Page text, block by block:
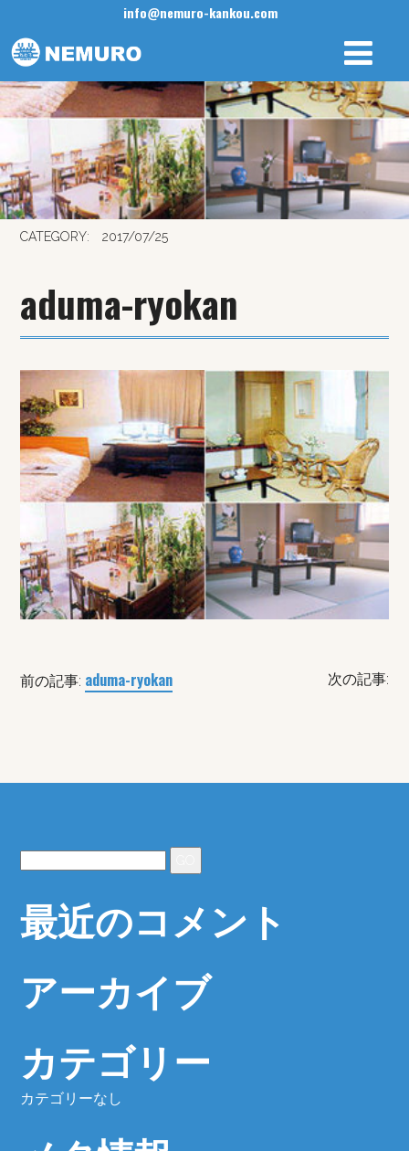
info@nemuro-kankou.com
CATEGORY: 2017/07/25
aduma-ryokan
前の記事: aduma-ryokan 次の記事:
最近のコメント
アーカイブ
カテゴリー
カテゴリーなし